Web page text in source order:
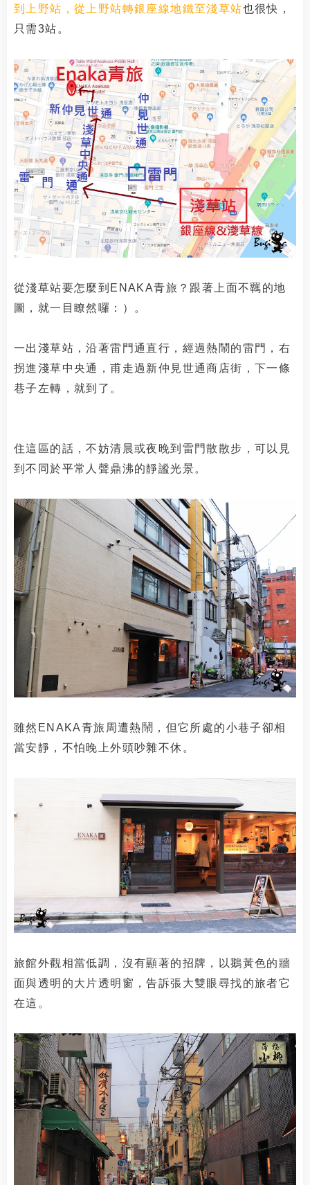
到上野站， 從上野站轉銀座線地鐵至淺草站也很快，
只需3站。
從淺草站要怎麼到ENAKA青旅？跟著上面不羈的地
圖，就一目瞭然囉：）。
一出淺草站，沿著雷門通直行，經過熱鬧的雷門，右
拐進淺草中央通，甫走過新仲見世通商店街，下一條
巷子左轉，就到了。
住這區的話，不妨清晨或夜晚到雷門散散步，可以見
到不同於平常人聲鼎沸的靜謐光景。
雖然ENAKA青旅周遭熱鬧，但它所處的小巷子卻相
當安靜，不怕晚上外頭吵雜不休。
旅館外觀相當低調，沒有顯著的招牌，以鵝黃色的牆
面與透明的大片透明窗，告訴張大雙眼尋找的旅者它
在這。